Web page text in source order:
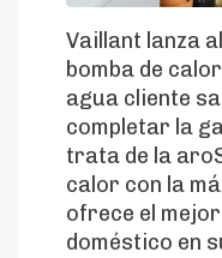
Vaillant lanza
bomba de
agua cliente
completar la
trata de la
calor con la
ofrece el
doméstico en